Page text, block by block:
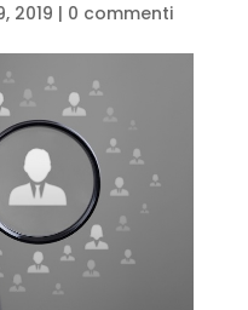
2019 | 0 commenti